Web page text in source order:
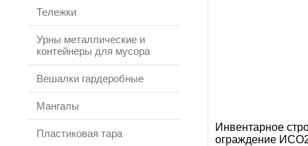
Тележки
Урны металлические и
контейнеры для мусора
Вешалки гардеробные
Мангалы
Пластиковая тара
Инвентарное
ограждение